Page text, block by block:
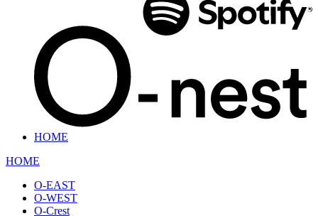
HOME
HOME
O-EAST
O-WEST
O-Crest